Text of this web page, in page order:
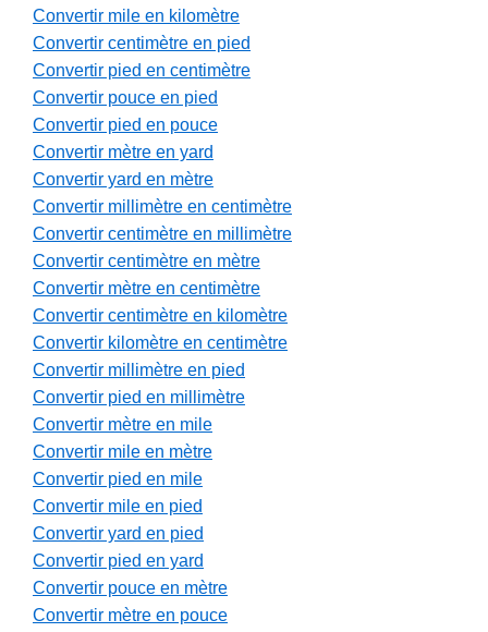
Convertir mile en kilomètre
Convertir centimètre en pied
Convertir pied en centimètre
Convertir pouce en pied
Convertir pied en pouce
Convertir mètre en yard
Convertir yard en mètre
Convertir millimètre en centimètre
Convertir centimètre en millimètre
Convertir centimètre en mètre
Convertir mètre en centimètre
Convertir centimètre en kilomètre
Convertir kilomètre en centimètre
Convertir millimètre en pied
Convertir pied en millimètre
Convertir mètre en mile
Convertir mile en mètre
Convertir pied en mile
Convertir mile en pied
Convertir yard en pied
Convertir pied en yard
Convertir pouce en mètre
Convertir mètre en pouce